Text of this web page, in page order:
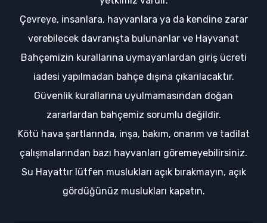
Çevreye, insanlara, hayvanlara ya da kendine zarar
verebilecek davranışta bulunanlar ve Hayvanat
Bahçemizin kurallarına uymayanlardan giriş ücreti
iadesi yapılmadan bahçe dışına çıkarılacaktır.
Güvenlik kurallarına uyulmamasından doğan
zararlardan bahçemiz sorumlu değildir.
Kötü hava şartlarında, inşa, bakım, onarım ve tadilat
çalışmalarından bazı hayvanları göremeyebilirsiniz.
Su Hayattır lütfen muslukları açık bırakmayın, açık
gördüğünüz muslukları kapatın.